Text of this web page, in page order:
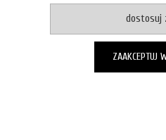
dostosuj
ZAAKCEPTUJ